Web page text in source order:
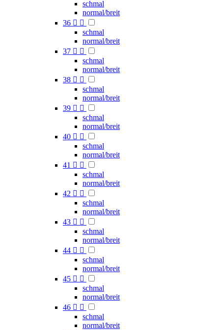
schmal
normal/breit
36  
schmal
normal/breit
37  
schmal
normal/breit
38  
schmal
normal/breit
39  
schmal
normal/breit
40  
schmal
normal/breit
41  
schmal
normal/breit
42  
schmal
normal/breit
43  
schmal
normal/breit
44  
schmal
normal/breit
45  
schmal
normal/breit
46  
schmal
normal/breit